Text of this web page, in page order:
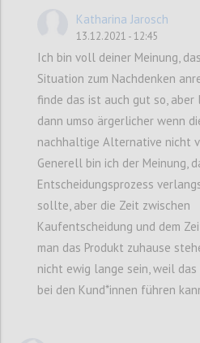
bleiben. Zusätzlich kam es zur
und Universitäten und das
eingeführt. Für mich
sehr belastend, da ich sehr
dem PC verbracht habe.
Verspannungen im Nacken
führten wiederum zu
nach Rücksprache mit einer
entschieden ein neues Bett
Polstern zu kaufen. Nach dem
Polster habe ich zusätzlich
wollen. Am letzten Tag vor
habe ich einige ,,Matratzen
passenden Topper
gefunden. Jedoch war
beschloss den Topper auf
Katharina Jarosch
13.12.2021 - 12:45
Ich bin voll deiner Meinung,
Situation zum Nachdenken
finde das ist auch gut so, aber
dann umso ärgerlicher wenn
nachhaltige Alternative nicht
Generell bin ich der Meinung,
Entscheidungsprozess
sollte, aber die Zeit zwischen
Kaufentscheidung und dem
man das Produkt zuhause
nicht ewig lange sein, weil das
bei den Kund*innen führen